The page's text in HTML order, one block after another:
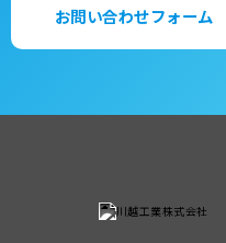
お問い合わせフォーム